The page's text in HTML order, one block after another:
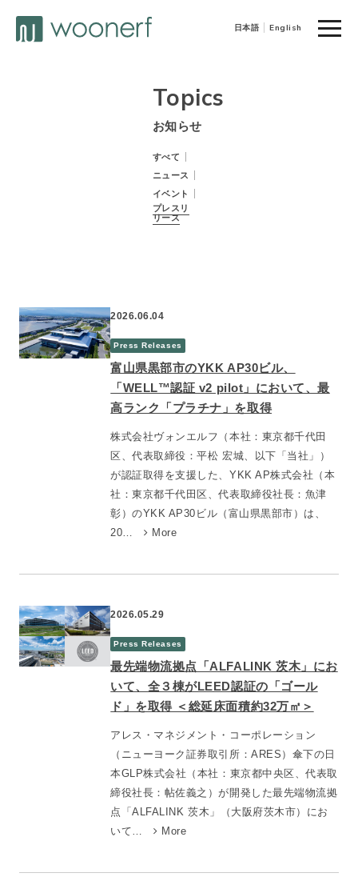
日本語 English
toggle
Topics
お知らせ
すべて
ニュース
イベント
プレスリ
リース
2026.06.04
Press Releases
富山県黒部市のYKK AP30ビル、
「WELL™認証 v2 pilot」において、最
高ランク「プラチナ」を取得
株式会社ヴォンエルフ（本社：東京都千代田
区、代表取締役：平松 宏城、以下「当社」）
が認証取得を支援した、YKK AP株式会社（本
社：東京都千代田区、代表取締役社長：魚津
彰）のYKK AP30ビル（富山県黒部市）は、
20…
More
2026.05.29
Press Releases
最先端物流拠点「ALFALINK 茨木」にお
いて、全３棟がLEED認証の「ゴール
ド」を取得 ＜総延床面積約32万㎡＞
アレス・マネジメント・コーポレーション
（ニューヨーク証券取引所：ARES）傘下の日
本GLP株式会社（本社：東京都中央区、代表取
締役社長：帖佐義之）が開発した最先端物流拠
点「ALFALINK 茨木」（大阪府茨木市）にお
いて…
More